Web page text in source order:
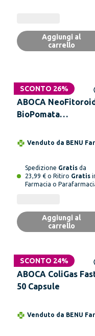
Aggiungi al
carrello
SCONTO 26%
ABOCA
BioPomata
Venduto da BENU
Spedizione Gratis da
23,99 € o Ritiro Gratis
Farmacia o
Aggiungi al
carrello
SCONTO 24%
ABOCA ColiGas
50 Capsule
Venduto da BENU